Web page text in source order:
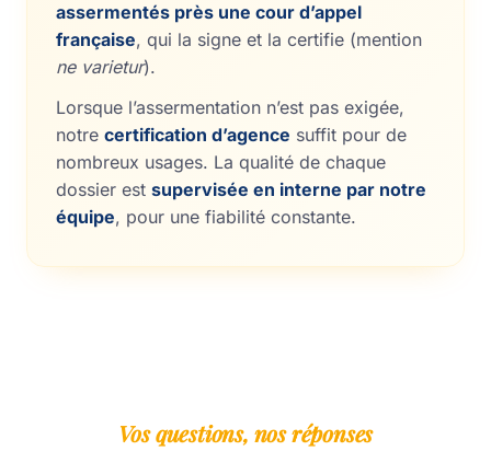
assermentés près une cour d’appel
française, qui la signe et la certifie (mention
ne varietur).
Lorsque l’assermentation n’est pas exigée,
notre certification d’agence suffit pour de
nombreux usages. La qualité de chaque
dossier est supervisée en interne par notre
équipe, pour une fiabilité constante.
Vos questions, nos réponses